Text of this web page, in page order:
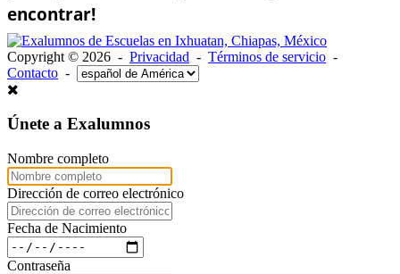
encontrar!
Copyright © 2026 - Privacidad - Términos de servicio -
Contacto -
Únete a Exalumnos
Nombre completo
Dirección de correo electrónico
Fecha de Nacimiento
Contraseña